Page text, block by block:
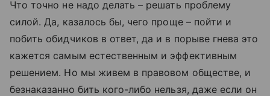
Что точно не надо делать – решать проблему
силой. Да, казалось бы, чего проще – пойти и
побить обидчиков в ответ, да и в порыве гнева это
кажется самым естественным и эффективным
решением. Но мы живем в правовом обществе, и
безнаказанно бить кого-либо нельзя, даже если он